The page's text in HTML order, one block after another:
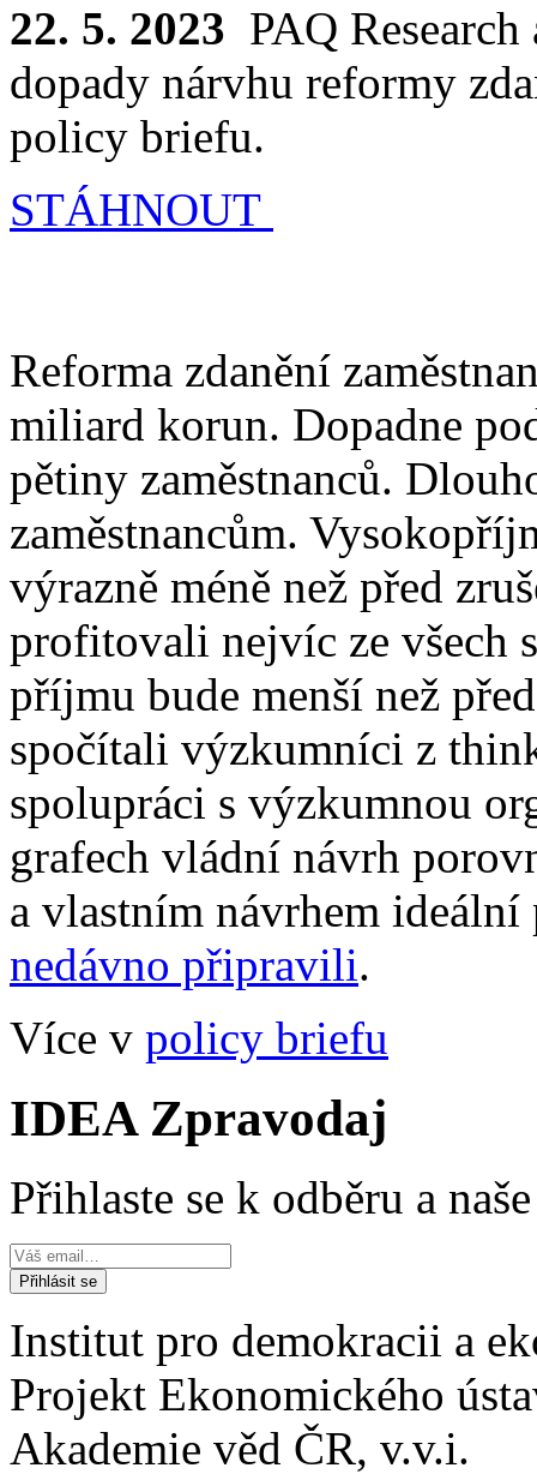
22. 5. 2023 PAQ
dopady nárvhu reformy
policy briefu.
STÁHNOUT
Reforma zdanění
miliard korun. Dopadne
pětiny zaměstnanců.
zaměstnancům.
výrazně méně než před
profitovali nejvíc ze všech
příjmu bude menší než
spočítali výzkumníci z
spolupráci s výzkumnou
grafech vládní návrh
a vlastním návrhem
nedávno připravili.
Více v policy briefu
IDEA Zpravodaj
Přihlaste se k odběru a
Institut pro demokracii a
Projekt Ekonomického
Akademie věd ČR, v.v.i.